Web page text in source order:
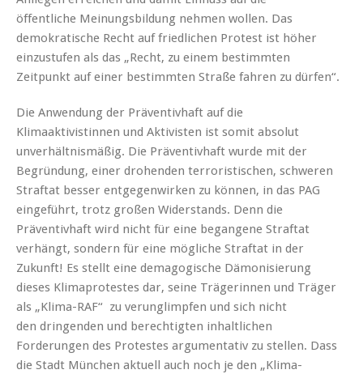
öffentliche Meinungsbildung nehmen wollen. Das
demokratische Recht auf friedlichen Protest ist höher
einzustufen als das „Recht, zu einem bestimmten
Zeitpunkt auf einer bestimmten Straße fahren zu dürfen“.
Die Anwendung der Präventivhaft auf die
Klimaaktivistinnen und Aktivisten ist somit absolut
unverhältnismäßig. Die Präventivhaft wurde mit der
Begründung, einer drohenden terroristischen, schweren
Straftat besser entgegenwirken zu können, in das PAG
eingeführt, trotz großen Widerstands. Denn die
Präventivhaft wird nicht für eine begangene Straftat
verhängt, sondern für eine mögliche Straftat in der
Zukunft! Es stellt eine demagogische Dämonisierung
dieses Klimaprotestes dar, seine Trägerinnen und Träger
als „Klima-RAF“ zu verunglimpfen und sich nicht
den dringenden und berechtigten inhaltlichen
Forderungen des Protestes argumentativ zu stellen. Dass
die Stadt München aktuell auch noch je den „Klima-